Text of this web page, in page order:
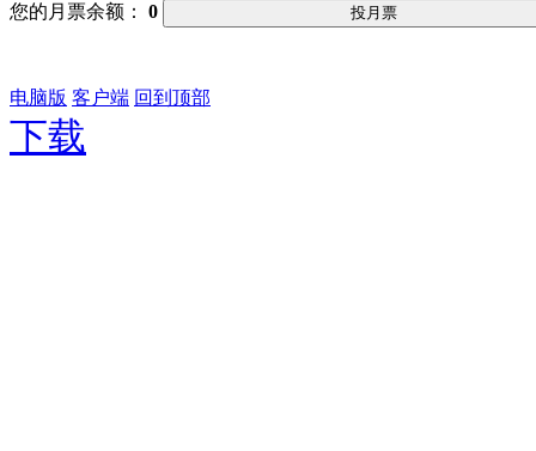
您的月票余额： 0 投月票
电脑版 客户端 回到顶部
下载